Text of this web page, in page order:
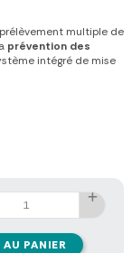
multiple de
prévention des
intégré de mise
PANIER